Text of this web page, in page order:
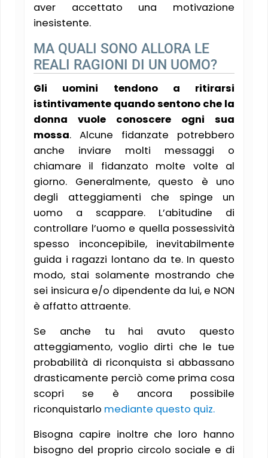
aver accettato una motivazione
inesistente.
MA QUALI SONO ALLORA LE
REALI RAGIONI DI UN UOMO?
Gli uomini tendono a ritirarsi
istintivamente quando sentono che la
donna vuole conoscere ogni sua
mossa. Alcune fidanzate potrebbero
anche inviare molti messaggi o
chiamare il fidanzato molte volte al
giorno. Generalmente, questo è uno
degli atteggiamenti che spinge un
uomo a scappare. L’abitudine di
controllare l’uomo e quella possessività
spesso inconcepibile, inevitabilmente
guida i ragazzi lontano da te. In questo
modo, stai solamente mostrando che
sei insicura e/o dipendente da lui, e NON
è affatto attraente.
Se anche tu hai avuto questo
atteggiamento, voglio dirti che le tue
probabilità di riconquista si abbassano
drasticamente perciò come prima cosa
scopri se è ancora possibile
riconquistarlo mediante questo quiz.
Bisogna capire inoltre che loro hanno
bisogno del proprio circolo sociale e di